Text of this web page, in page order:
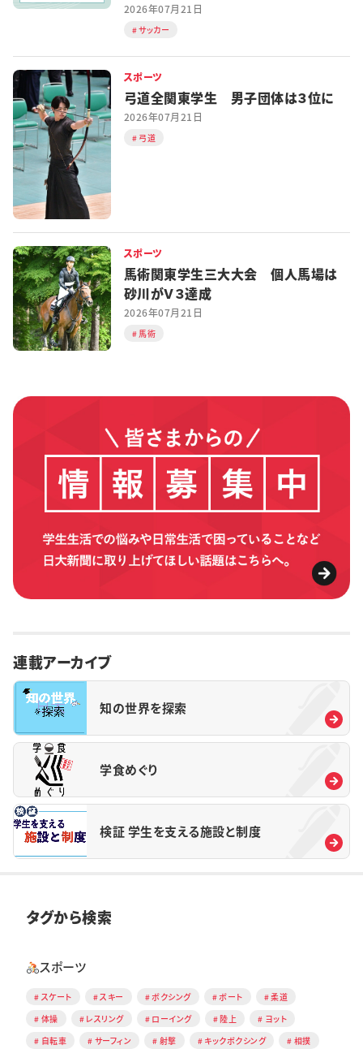
2026年07月21日
サッカー
スポーツ
弓道全関東学生 男子団体は３位に
2026年07月21日
弓道
スポーツ
馬術関東学生三大大会 個人馬場は
砂川がＶ３達成
2026年07月21日
馬術
連載アーカイブ
知の世界を探索
学食めぐり
検証 学生を支える施設と制度
タグから検索
スポーツ
スケート スキー ボクシング ボート
柔道
体操
レスリング ローイング 陸上
ヨット
自転車
サーフィン 射撃 キックボクシング 相撲